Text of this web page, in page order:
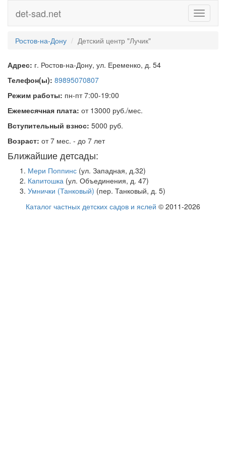
Toggle
det-sad.net
Ростов-на-Дону Детский центр "Лучик"
Адрес: г. Ростов-на-Дону, ул. Еременко, д. 54
Телефон(ы): 89895070807
Режим работы: пн-пт 7:00-19:00
Ежемесячная плата: от 13000 руб./мес.
Вступительный взнос: 5000 руб.
Возраст: от 7 мес. - до 7 лет
Ближайшие детсады:
Мери Поппинс (ул. Западная, д.32)
Капитошка (ул. Объединения, д. 47)
Умнички (Танковый) (пер. Танковый, д. 5)
Каталог частных детских садов и яслей © 2011-2026